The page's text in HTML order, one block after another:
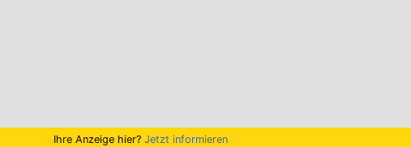
Ihre Anzeige hier? Jetzt informieren